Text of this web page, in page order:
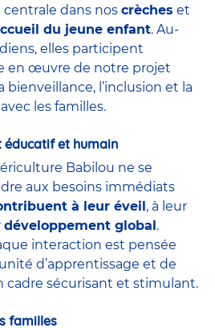
dans nos crèches et
du jeune enfant. Au-
elles participent
en œuvre de notre projet
bienveillance, l’inclusion et la
les familles.
éducatif et humain
Babilou ne se
aux besoins immédiats
à leur éveil , à leur
développement global .
interaction est pensée
d’apprentissage et de
cadre sécurisant et stimulant.
familles